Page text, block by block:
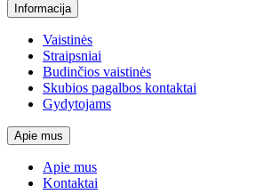
Informacija
Vaistinės
Straipsniai
Budinčios vaistinės
Skubios pagalbos kontaktai
Gydytojams
Apie mus
Apie mus
Kontaktai